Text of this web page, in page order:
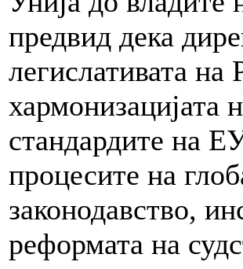
предвид дека
легислативата
хармонизацијата
стандардите на
процесите на
законодавство,
реформата на